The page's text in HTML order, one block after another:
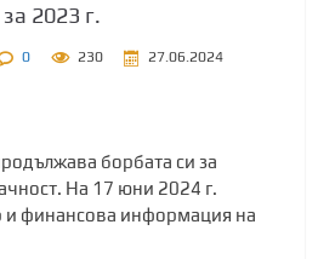
2023 г.
0 230 27.06.2024
борбата си за
На 17 юни 2024 г.
и финансова информация на